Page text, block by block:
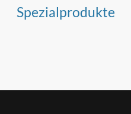
Spezialprodukte